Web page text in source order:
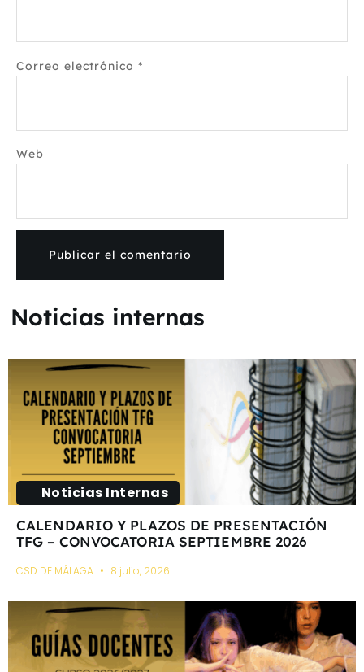
Correo electrónico *
Web
Noticias internas
Noticias Internas
CALENDARIO Y PLAZOS DE PRESENTACIÓN
TFG – CONVOCATORIA SEPTIEMBRE 2026
CSD DE MÁLAGA 8 julio, 2026